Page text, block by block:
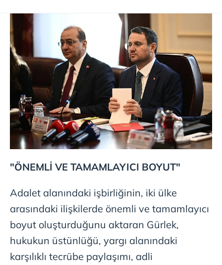
"ÖNEMLİ VE TAMAMLAYICI BOYUT"
Adalet alanındaki işbirliğinin, iki ülke
arasındaki ilişkilerde önemli ve tamamlayıcı
boyut oluşturduğunu aktaran Gürlek,
hukukun üstünlüğü, yargı alanındaki
karşılıklı tecrübe paylaşımı, adli